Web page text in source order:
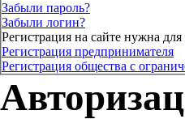
Забыли пароль?
Забыли логин?
Регистрация на сайте нужна
Регистрация предпринимателя
Регистрация общества с